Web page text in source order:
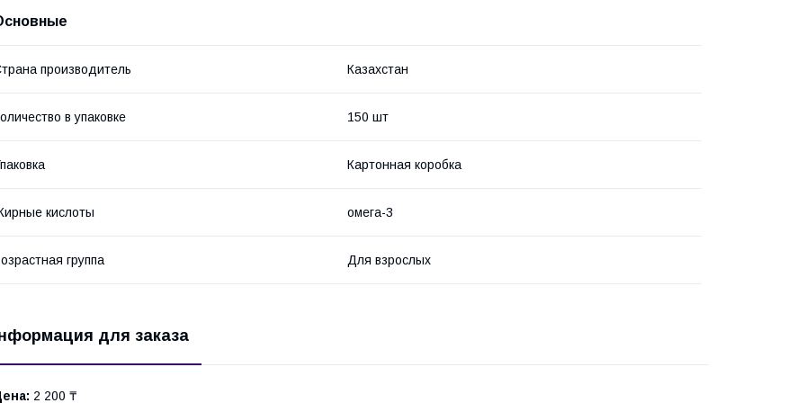
производитель Казахстан
в упаковке 150 шт
Картонная коробка
кислоты омега-3
группа Для взрослых
для заказа
2 200 ₸